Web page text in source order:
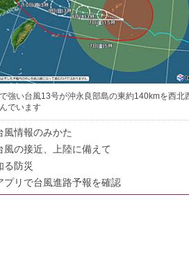
強い台風13号が沖永良部島の東約140kmを西北
でいます
風情報のみかた
風の接近、上陸に備えて
る防災
プリで台風進路予報を確認